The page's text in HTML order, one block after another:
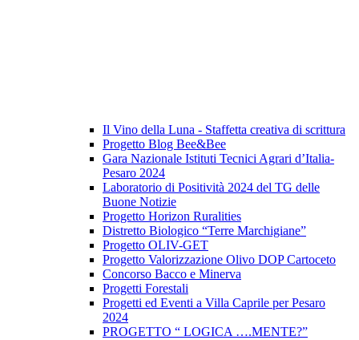
Il Vino della Luna - Staffetta creativa di scrittura
Progetto Blog Bee&Bee
Gara Nazionale Istituti Tecnici Agrari d’Italia-
Pesaro 2024
Laboratorio di Positività 2024 del TG delle
Buone Notizie
Progetto Horizon Ruralities
Distretto Biologico “Terre Marchigiane”
Progetto OLIV-GET
Progetto Valorizzazione Olivo DOP Cartoceto
Concorso Bacco e Minerva
Progetti Forestali
Progetti ed Eventi a Villa Caprile per Pesaro
2024
PROGETTO “ LOGICA ….MENTE?”